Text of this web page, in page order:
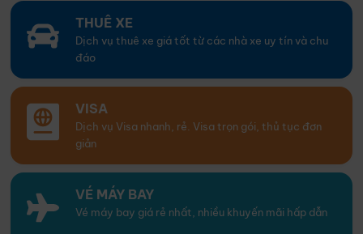
THUÊ XE
Dịch vụ thuê xe giá tốt từ các nhà xe uy tín và chu
đáo
VISA
Dịch vụ Visa nhanh, rẻ. Visa trọn gói, thủ tục đơn
giản
VÉ MÁY BAY
Vé máy bay giá rẻ nhất, nhiều khuyến mãi hấp dẫn